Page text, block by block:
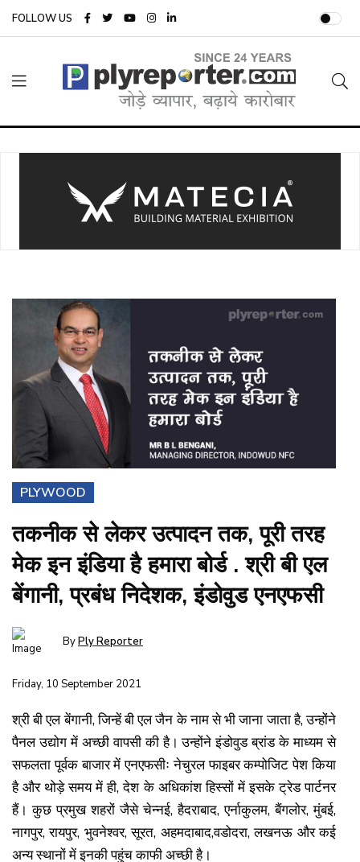
FOLLOW US
PLYWOOD
तकनीक से लेकर उत्पादन तक, पूरी तरह
मेक इन इंडिया है हमारा बोर्ड . श्री बी एल
बेंगानी, प्रबंध निदेशक, इंडोवुड एनएफसी
ByPly Reporter
Friday, 10 September 2021
श्री बी एल बेंगानी, जिन्हें बी एल जैन के नाम से भी जाना जाता है, उन्होंने
पैनल उद्योग में अच्छी वापसी की है। उन्होंने इंडोवुड ब्रांड के माध्यम से
सफलता पूर्वक बाजार में एनएफसीः नेचुरल फाइबर कम्पोजिट पेश किया
है और थोड़े समय में ही, देश के अधिकांश हिस्सों में इसके ट्रेड पार्टनर
हैं। कुछ प्रमुख शहरों जैसे चेन्नई, हैदराबाद, एर्नाकुलम, बैंगलोर, मुंबई,
नागपुर, रायपुर, भुवनेश्वर, सूरत, अहमदाबाद,वडोदरा, लखनऊ और कई
अन्य स्थानों में इनकी पहुंच काफी अच्छी है।